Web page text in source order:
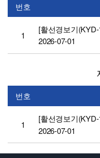
번호
1
2026-07-01
번호
1
[활선경보기
2026-07-01